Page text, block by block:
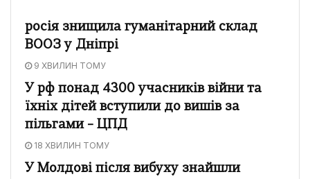
росія знищила гуманітарний склад
ВООЗ у Дніпрі
9 ХВИЛИН ТОМУ
У рф понад 4300 учасників війни та
їхніх дітей вступили до вишів за
пільгами – ЦПД
18 ХВИЛИН ТОМУ
У Молдові після вибуху знайшли